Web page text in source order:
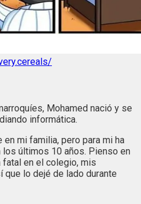
Mohamed nació y se
informática.
mi familia, pero para mi ha
últimos 10 años. Pienso en
fatal en el colegio, mis
que lo dejé de lado durante